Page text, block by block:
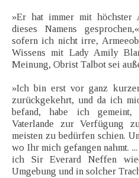
»Er hat immer mit höchster
dieses Namens
sofern ich nicht irre,
Wissens mit Lady Amily
Meinung, Obrist Talbot sei
»Ich bin erst vor ganz
zurückgekehrt, und da ich
befand, habe ich
Vaterlande zur Verfügung
meisten zu bedürfen schien.
wo Ihr mich gefangen nahmt.
ich Sir Everard Neffen
Umgebung und in solcher